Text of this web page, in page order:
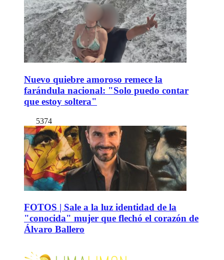
Nuevo quiebre amoroso remece la
farándula nacional: "Solo puedo contar
que estoy soltera"
5374
FOTOS | Sale a la luz identidad de la
"conocida" mujer que flechó el corazón de
Álvaro Ballero